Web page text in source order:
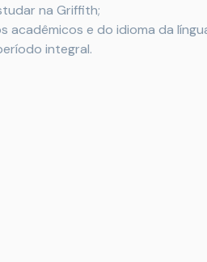
na Griffith;
acadêmicos e do idioma da
integral.